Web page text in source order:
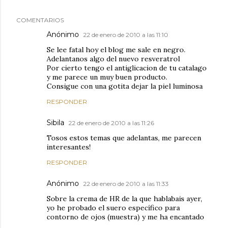
COMENTARIOS
Anónimo 22 de enero de 2010 a las 11:10
Se lee fatal hoy el blog me sale en negro.
Adelantanos algo del nuevo resveratrol
Por cierto tengo el antiglicacion de tu catalago
y me parece un muy buen producto.
Consigue con una gotita dejar la piel luminosa
RESPONDER
Sibila 22 de enero de 2010 a las 11:26
Tosos estos temas que adelantas, me parecen
interesantes!
RESPONDER
Anónimo 22 de enero de 2010 a las 11:33
Sobre la crema de HR de la que hablabais ayer,
yo he probado el suero específico para
contorno de ojos (muestra) y me ha encantado